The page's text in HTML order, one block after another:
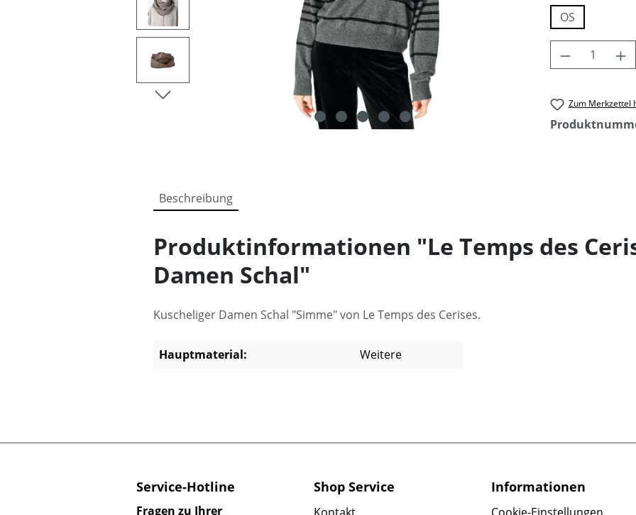
OS
Produkt
Zum Merkzettel
Beschreibung
Produktinformationen "Le Temps des
Damen Schal"
Kuscheliger Damen Schal "Simme" von Le Temps des Cerises.
Hauptmaterial: Weitere
Service-Hotline
Fragen zu Ihrer
Shop Service Informationen